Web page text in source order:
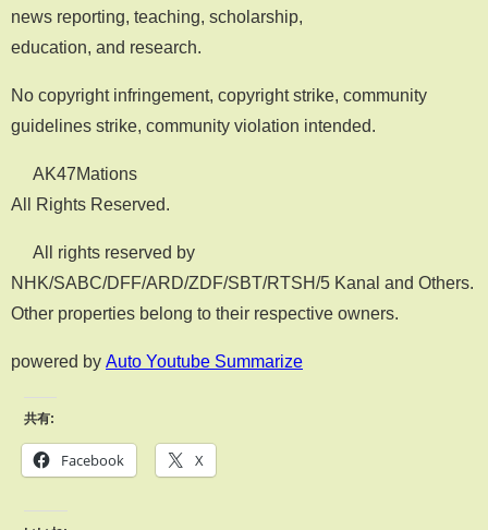
news reporting, teaching, scholarship,
education, and research.
No copyright infringement, copyright strike, community
guidelines strike, community violation intended.
© AK47Mations
All Rights Reserved.
© All rights reserved by
NHK/SABC/DFF/ARD/ZDF/SBT/RTSH/5 Kanal and Others.
Other properties belong to their respective owners.
powered by Auto Youtube Summarize
共有:
Facebook X